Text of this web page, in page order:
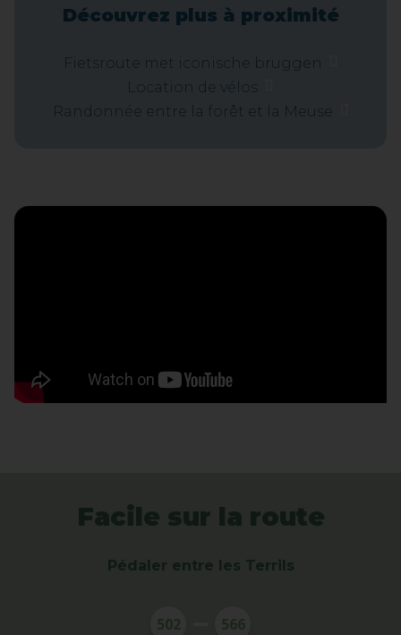
Découvrez plus à proximité
Fietsroute met iconische bruggen
Location de vélos
Randonnée entre la forêt et la Meuse
Facile sur la route
Pédaler entre les Terrils
502 566